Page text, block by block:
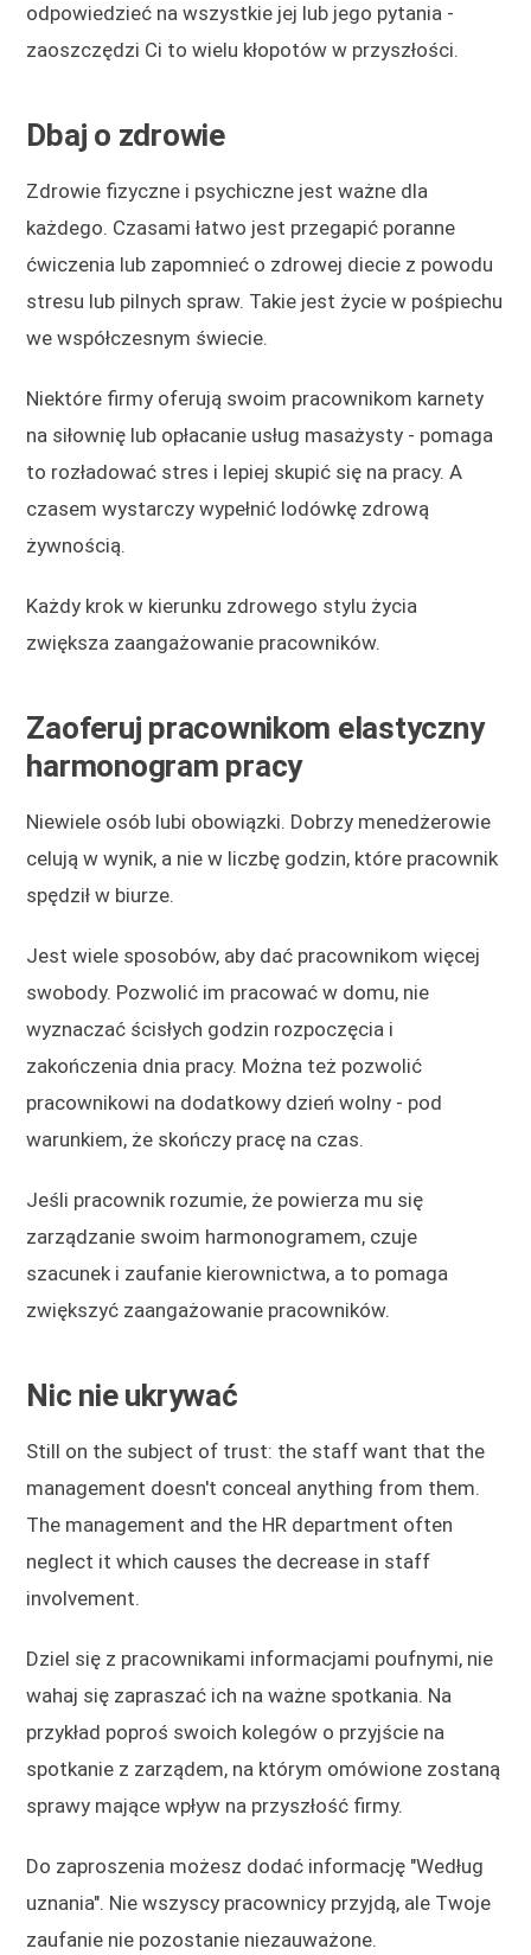
odpowiedzieć na wszystkie jej lub jego pytania -
zaoszczędzi Ci to wielu kłopotów w przyszłości.
Dbaj o zdrowie
Zdrowie fizyczne i psychiczne jest ważne dla
każdego. Czasami łatwo jest przegapić poranne
ćwiczenia lub zapomnieć o zdrowej diecie z powodu
stresu lub pilnych spraw. Takie jest życie w pośpiechu
we współczesnym świecie.
Niektóre firmy oferują swoim pracownikom karnety
na siłownię lub opłacanie usług masażysty - pomaga
to rozładować stres i lepiej skupić się na pracy. A
czasem wystarczy wypełnić lodówkę zdrową
żywnością.
Każdy krok w kierunku zdrowego stylu życia
zwiększa zaangażowanie pracowników.
Zaoferuj pracownikom elastyczny
harmonogram pracy
Niewiele osób lubi obowiązki. Dobrzy menedżerowie
celują w wynik, a nie w liczbę godzin, które pracownik
spędził w biurze.
Jest wiele sposobów, aby dać pracownikom więcej
swobody. Pozwolić im pracować w domu, nie
wyznaczać ścisłych godzin rozpoczęcia i
zakończenia dnia pracy. Można też pozwolić
pracownikowi na dodatkowy dzień wolny - pod
warunkiem, że skończy pracę na czas.
Jeśli pracownik rozumie, że powierza mu się
zarządzanie swoim harmonogramem, czuje
szacunek i zaufanie kierownictwa, a to pomaga
zwiększyć zaangażowanie pracowników.
Nic nie ukrywać
Still on the subject of trust: the staff want that the
management doesn't conceal anything from them.
The management and the HR department often
neglect it which causes the decrease in staff
involvement.
Dziel się z pracownikami informacjami poufnymi, nie
wahaj się zapraszać ich na ważne spotkania. Na
przykład poproś swoich kolegów o przyjście na
spotkanie z zarządem, na którym omówione zostaną
sprawy mające wpływ na przyszłość firmy.
Do zaproszenia możesz dodać informację "Według
uznania". Nie wszyscy pracownicy przyjdą, ale Twoje
zaufanie nie pozostanie niezauważone.